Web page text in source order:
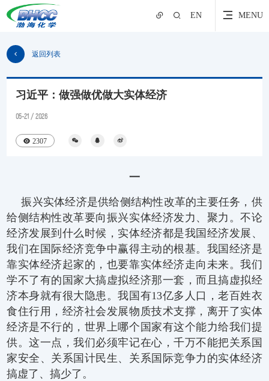
EN MENU
返回列表
习近平：做强做优做大实体经济
05-21 / 2026
2307
一
振兴实体经济是供给侧结构性改革的主要任务，供
给侧结构性改革要向振兴实体经济发力、聚力。不论
经济发展到什么时候，实体经济都是我国经济发展、
我们在国际经济竞争中赢得主动的根基。我国经济是
靠实体经济起家的，也要靠实体经济走向未来。我们
学不了有的国家大搞虚拟经济那一套，而且搞虚拟经
济本身就有很大隐患。我国有13亿多人口，老百姓衣
食住行用，经济社会发展物质技术支撑，离开了实体
经济是不行的，世界上哪个国家有这个能力给我们提
供。这一点，我们必须牢记在心，千万不能把关系国
家安全、关系国计民生、关系国际竞争力的实体经济
搞虚了、搞少了。